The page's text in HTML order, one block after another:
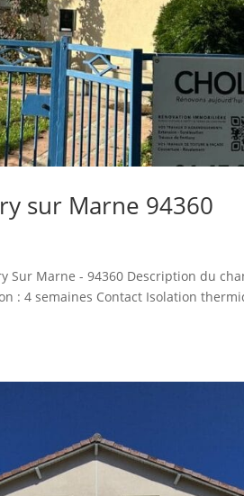
sur Marne 94360
Sur Marne - 94360 Description du
: 4 semaines Contact Isolation